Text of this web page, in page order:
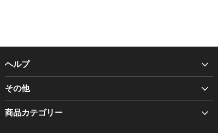
ヘルプ
ご利用ガイド
お問い合わせ先
その他
商品カテゴリー